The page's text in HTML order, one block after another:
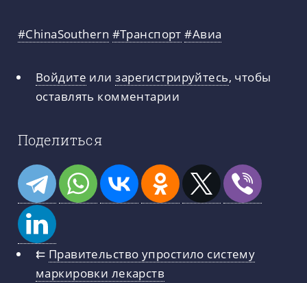
#ChinaSouthern #Транспорт #Авиа
Войдите илизарегистрируйтесь, чтобы
оставлять комментарии
Поделиться
⇇ Правительство упростило систему
маркировки лекарств